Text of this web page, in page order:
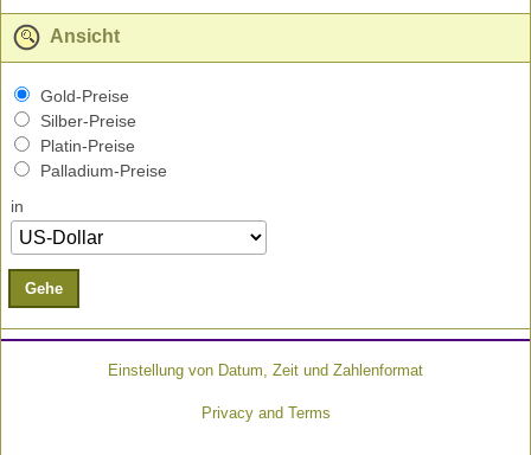
Ansicht
Gold-Preise
Silber-Preise
Platin-Preise
Palladium-Preise
in
Gehe
Einstellung von Datum, Zeit und Zahlenformat
Privacy and Terms